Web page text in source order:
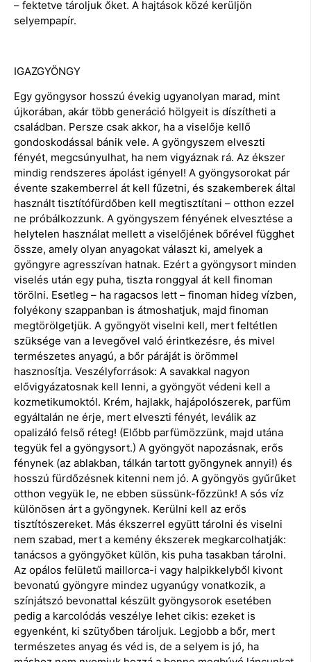
– fektetve tároljuk őket. A hajtások közé kerüljön
selyempapír.
IGAZGYÖNGY
Egy gyöngysor hosszú évekig ugyanolyan marad, mint
újkorában, akár több generáció hölgyeit is díszítheti a
családban. Persze csak akkor, ha a viselője kellő
gondoskodással bánik vele. A gyöngyszem elveszti
fényét, megcsúnyulhat, ha nem vigyáznak rá. Az ékszer
mindig rendszeres ápolást igényel! A gyöngysorokat pár
évente szakemberrel át kell fűzetni, és szakemberek által
használt tisztítófürdőben kell megtisztítani – otthon ezzel
ne próbálkozzunk. A gyöngyszem fényének elvesztése a
helytelen használat mellett a viselőjének bőrével függhet
össze, amely olyan anyagokat választ ki, amelyek a
gyöngyre agresszívan hatnak. Ezért a gyöngysort minden
viselés után egy puha, tiszta ronggyal át kell finoman
törölni. Esetleg – ha ragacsos lett – finoman hideg vízben,
folyékony szappanban is átmoshatjuk, majd finoman
megtörölgetjük. A gyöngyöt viselni kell, mert feltétlen
szüksége van a levegővel való érintkezésre, és mivel
természetes anyagú, a bőr páráját is örömmel
hasznosítja. Veszélyforrások: A savakkal nagyon
elővigyázatosnak kell lenni, a gyöngyöt védeni kell a
kozmetikumoktól. Krém, hajlakk, hajápolószerek, parfüm
egyáltalán ne érje, mert elveszti fényét, leválik az
opalizáló felső réteg! (Előbb parfümözzünk, majd utána
tegyük fel a gyöngysort.) A gyöngyöt napozásnak, erős
fénynek (az ablakban, tálkán tartott gyöngynek annyi!) és
hosszú fürdőzésnek kitenni nem jó. A gyöngyös gyűrűket
otthon vegyük le, ne ebben süssünk-főzzünk! A sós víz
különösen árt a gyöngynek. Kerülni kell az erős
tisztítószereket. Más ékszerrel együtt tárolni és viselni
nem szabad, mert a kemény ékszerek megkarcolhatják:
tanácsos a gyöngyöket külön, kis puha tasakban tárolni.
Az opálos felületű maillorca-i vagy halpikkelyből kivont
bevonatú gyöngyre mindez ugyanúgy vonatkozik, a
színjátszó bevonattal készült gyöngysorok esetében
pedig a karcolódás veszélye lehet cikis: ezeket is
egyenként, ki szütyőben tároljuk. Legjobb a bőr, mert
természetes anyag és véd is, de a selyem is jó, ha